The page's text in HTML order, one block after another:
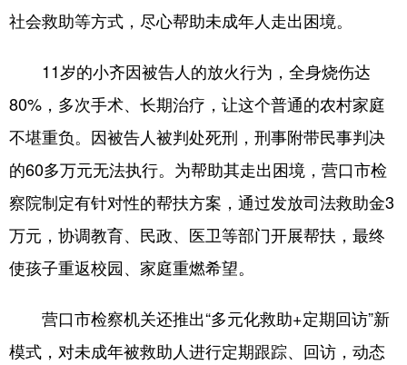
多语种频道
Deutsch Português
社会救助等方式，尽心帮助未成年人走出困境。
11岁的小齐因被告人的放火行为，全身烧伤达
80%，多次手术、长期治疗，让这个普通的农村家庭
不堪重负。因被告人被判处死刑，刑事附带民事判决
的60多万元无法执行。为帮助其走出困境，营口市检
察院制定有针对性的帮扶方案，通过发放司法救助金3
万元，协调教育、民政、医卫等部门开展帮扶，最终
使孩子重返校园、家庭重燃希望。
营口市检察机关还推出“多元化救助+定期回访”新
模式，对未成年被救助人进行定期跟踪、回访，动态